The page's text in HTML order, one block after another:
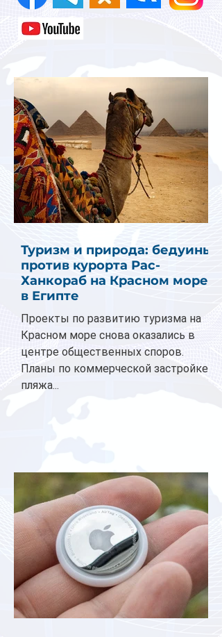
Туризм и природа: бедуины
против курорта Рас-
Ханкораб на Красном море
в Египте
Проекты по развитию туризма на
Красном море снова оказались в
центре общественных споров.
Планы по коммерческой застройке
пляжа...